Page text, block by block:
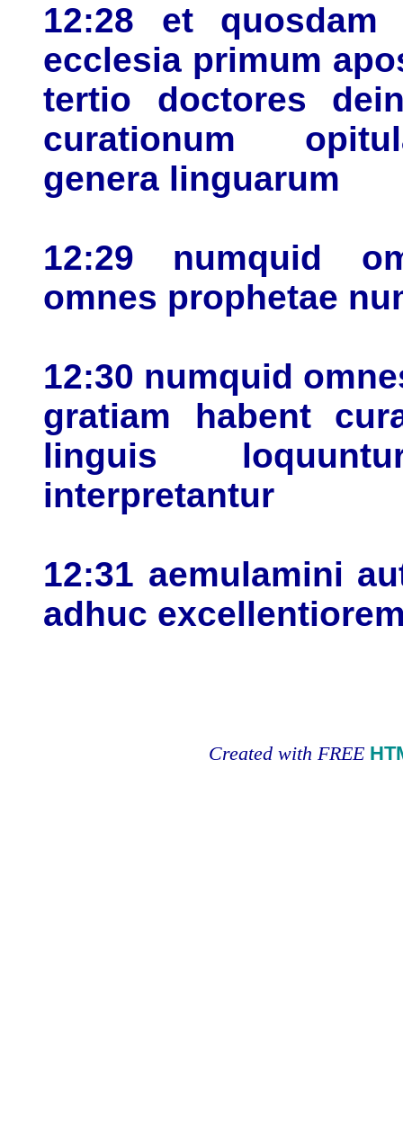
12:28 et
ecclesia primum
tertio doctores
curationum
genera linguarum
12:29 numquid
omnes prophetae
12:30 numquid
gratiam habent
linguis
interpretantur
12:31 aemulamini
adhuc
Created with FREE